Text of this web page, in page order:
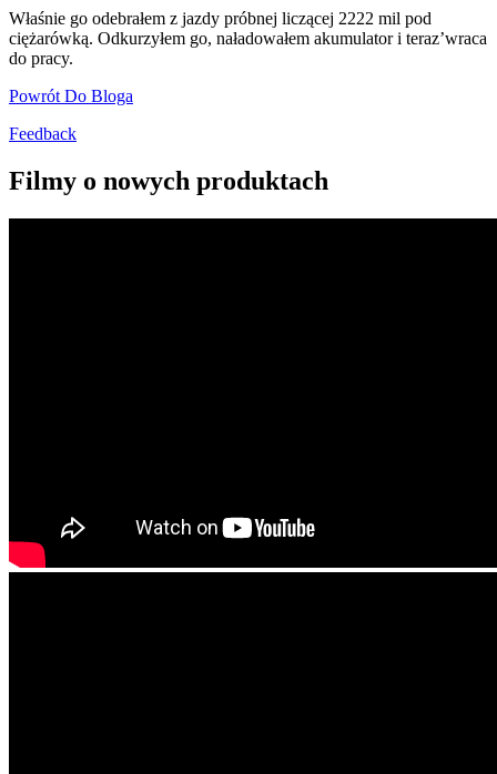
Właśnie go odebrałem z jazdy próbnej liczącej 2222 mil pod
ciężarówką. Odkurzyłem go, naładowałem akumulator i teraz’wraca
do pracy.
Powrót Do Bloga
Feedback
Filmy o nowych produktach